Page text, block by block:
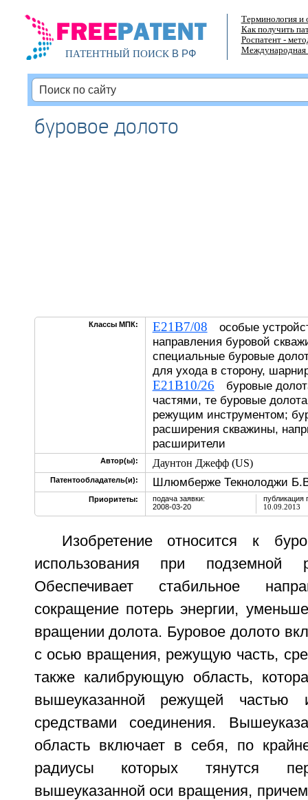
ПАТЕНТНЫЙ ПОИСКВ РФ
Терминология и
Как получить
Роспатент -
Международная
буровое долото
Классы МПК: E21B7/08 особые
направления буровой
специальные буровые
для ухода в сторону,
E21B10/26 буровые
частями, те буровые
режущим инструментом;
расширения скважины,
расширители
Автор(ы): Даунтон Джефф (US)
Патентообладатель(и): Шлюмберже Текнолоджи
Приоритеты:
подача заявки:
2008-03-20
публикация
10.09.2013
Изобретение относится к
использования при подземной
Обеспечивает стабильное
сокращение потерь энергии,
вращении долота. Буровое долото
с осью вращения, режущую часть,
также калибрующую область,
вышеуказанной режущей частью
средствами соединения.
область включает в себя, по
радиусы которых тянутся
вышеуказанной оси вращения,